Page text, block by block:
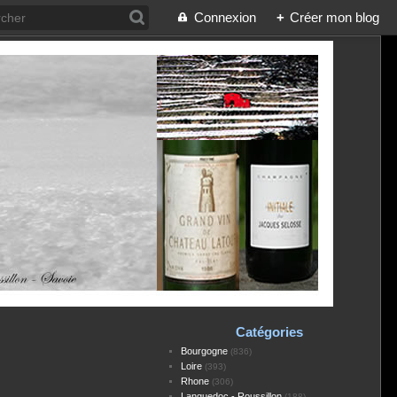
Connexion + Créer mon blog
Catégories
Bourgogne(836)
Loire(393)
Rhone(306)